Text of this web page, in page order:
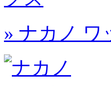
» ナカノ ワ